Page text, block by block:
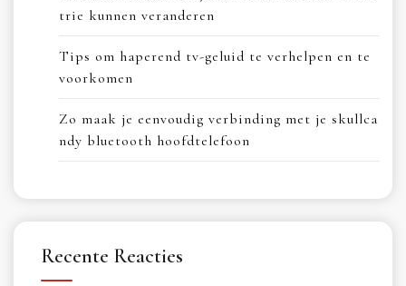
trie kunnen veranderen
Tips om haperend tv-geluid te verhelpen en te
voorkomen
Zo maak je eenvoudig verbinding met je skullca
ndy bluetooth hoofdtelefoon
Recente Reacties